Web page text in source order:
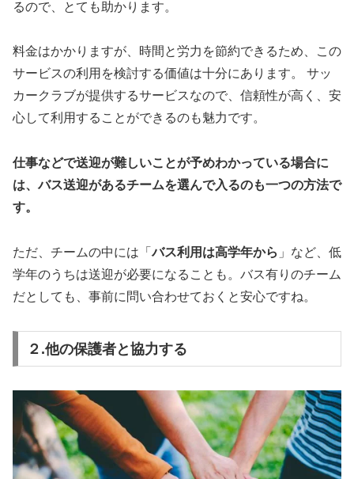
るので、とても助かります。
料金はかかりますが、時間と労力を節約できるため、この
サービスの利用を検討する価値は十分にあります。 サッ
カークラブが提供するサービスなので、信頼性が高く、安
心して利用することができるのも魅力です。
仕事などで送迎が難しいことが予めわかっている場合に
は、バス送迎があるチームを選んで入るのも一つの方法で
す。
ただ、チームの中には「バス利用は高学年から 」など、低
学年のうちは送迎が必要になることも。バス有りのチーム
だとしても、事前に問い合わせておくと安心ですね。
２.他の保護者と協力する